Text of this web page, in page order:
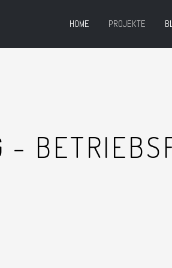
HOME PROJEKTE